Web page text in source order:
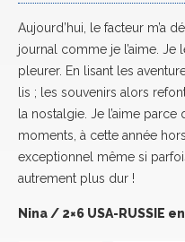
Aujourd’hui, le facteur m’a
journal comme je l’aime. Je
pleurer. En lisant les
lis ; les souvenirs alors
la nostalgie. Je l’aime
moments, à cette année
exceptionnel même si
autrement plus dur !
Nina / 2×6 USA-RUSSIE